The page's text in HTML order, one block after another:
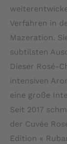
Verfahren in
Mazeration.
subtilsten
Dieser Rosé-
intensiven
eine große
Seit 2017
der Cuvée
Edition «